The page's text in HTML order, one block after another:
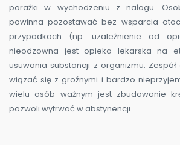
porażki w wychodzeniu z nałogu.
powinna pozostawać bez wsparcia
przypadkach (np. uzależnienie od
nieodzowna jest opieka lekarska na
usuwania substancji z organizmu.
wiązać się z groźnymi i bardzo
wielu osób ważnym jest zbudowanie
pozwoli wytrwać w abstynencji.